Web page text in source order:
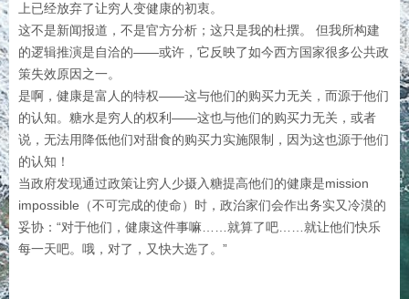
上已经放弃了让穷人变健康的初衷。
这不是新闻报道，不是官方分析；这只是我的杜撰。 但我所构建
的逻辑推演是自洽的——或许，它反映了如今西方国家很多公共政
策失效原因之一。
是啊，健康是富人的特权——这与他们的购买力无关，而源于他们
的认知。糖水是穷人的权利——这也与他们的购买力无关，或者
说，无法用降低他们对甜食的购买力实施限制，因为这也源于他们
的认知！
当政府发现通过政策让穷人少摄入糖提高他们的健康是mission
impossible（不可完成的使命）时，政治家们会作出务实又冷漠的
妥协：“对于他们，健康这件事嘛……就算了吧……就让他们快乐
每一天吧。哦，对了，又快大选了。”